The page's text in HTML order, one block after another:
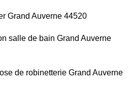
Grand Auverne 44520
salle de bain Grand Auverne
de robinetterie Grand Auverne